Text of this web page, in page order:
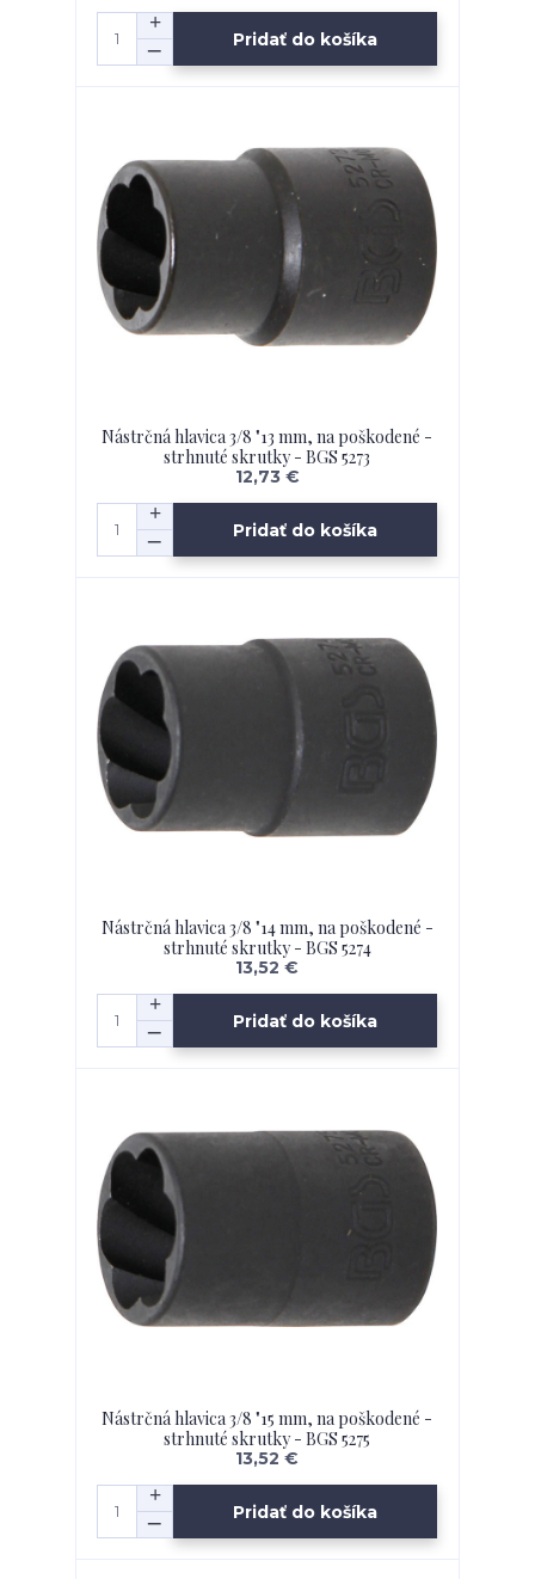
Pridať do košíka
Nástrčná hlavica 3/8 "13 mm, na poškodené -
strhnuté skrutky - BGS 5273
12,73 €
Pridať do košíka
Nástrčná hlavica 3/8 "14 mm, na poškodené -
strhnuté skrutky - BGS 5274
13,52 €
Pridať do košíka
Nástrčná hlavica 3/8 "15 mm, na poškodené -
strhnuté skrutky - BGS 5275
13,52 €
Pridať do košíka